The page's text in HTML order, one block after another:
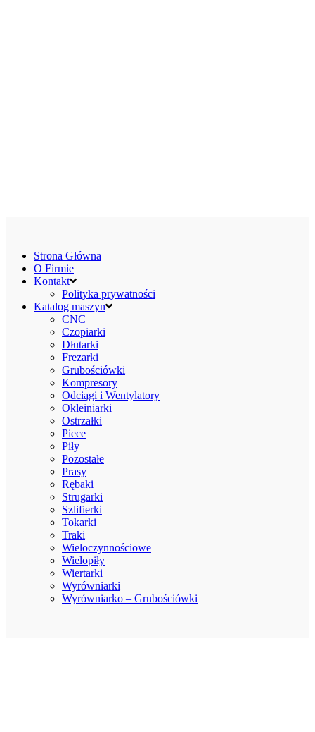
Strona Główna
O Firmie
Kontakt
Polityka prywatności
Katalog maszyn
CNC
Czopiarki
Dłutarki
Frezarki
Grubościówki
Kompresory
Odciągi i Wentylatory
Okleiniarki
Ostrzałki
Piece
Piły
Pozostałe
Prasy
Rębaki
Strugarki
Szlifierki
Tokarki
Traki
Wieloczynnościowe
Wielopiły
Wiertarki
Wyrówniarki
Wyrówniarko – Grubościówki